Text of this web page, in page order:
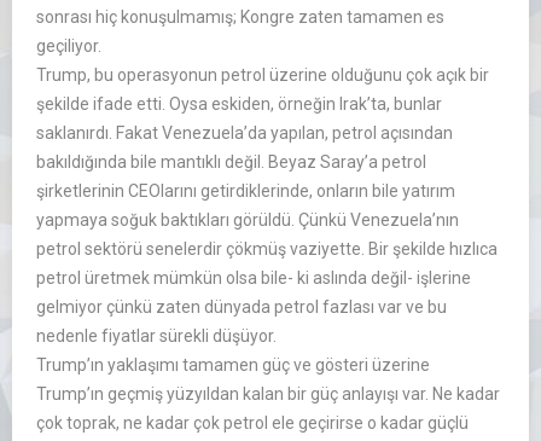
sonrası hiç konuşulmamış; Kongre zaten tamamen es
geçiliyor.
Trump, bu operasyonun petrol üzerine olduğunu çok açık bir
şekilde ifade etti. Oysa eskiden, örneğin Irak’ta, bunlar
saklanırdı. Fakat Venezuela’da yapılan, petrol açısından
bakıldığında bile mantıklı değil. Beyaz Saray’a petrol
şirketlerinin CEOlarını getirdiklerinde, onların bile yatırım
yapmaya soğuk baktıkları görüldü. Çünkü Venezuela’nın
petrol sektörü senelerdir çökmüş vaziyette. Bir şekilde hızlıca
petrol üretmek mümkün olsa bile- ki aslında değil- işlerine
gelmiyor çünkü zaten dünyada petrol fazlası var ve bu
nedenle fiyatlar sürekli düşüyor.
Trump’ın yaklaşımı tamamen güç ve gösteri üzerine
Trump’ın geçmiş yüzyıldan kalan bir güç anlayışı var. Ne kadar
çok toprak, ne kadar çok petrol ele geçirirse o kadar güçlü